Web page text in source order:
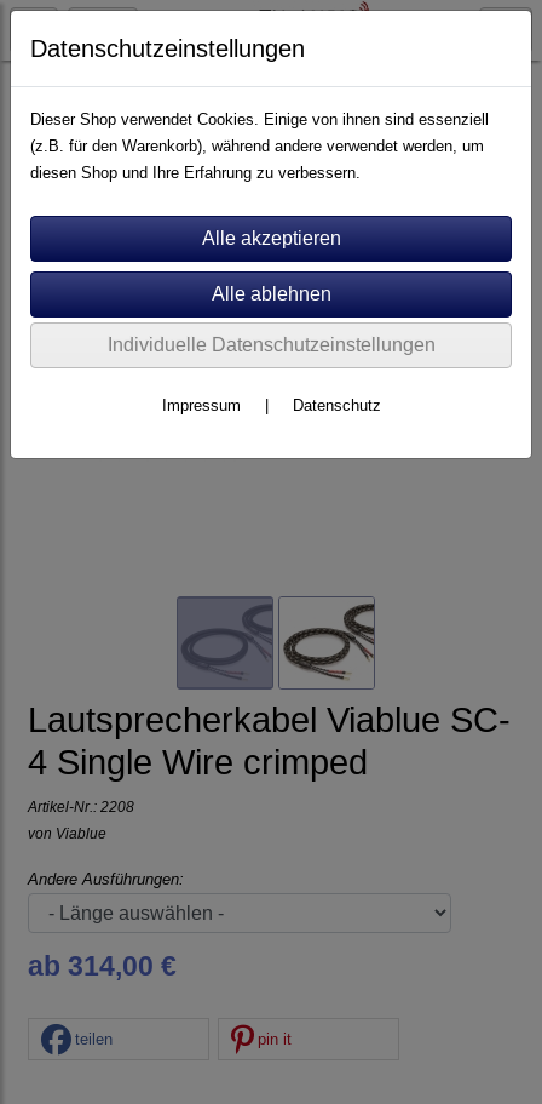
Artikel nach Marken P - Z Viablue
Lautsprecherkabel Viablue SC-
4 Single Wire crimped
Artikel-Nr.: 2208
von Viablue
Andere Ausführungen:
ab 314,00 €
teilen pin it
Datenschutzeinstellungen
Dieser Shop verwendet Cookies. Einige von ihnen sind essenziell
(z.B. für den Warenkorb), während andere verwendet werden, um
diesen Shop und Ihre Erfahrung zu verbessern.
Individuelle Datenschutzeinstellungen
Impressum Datenschutz